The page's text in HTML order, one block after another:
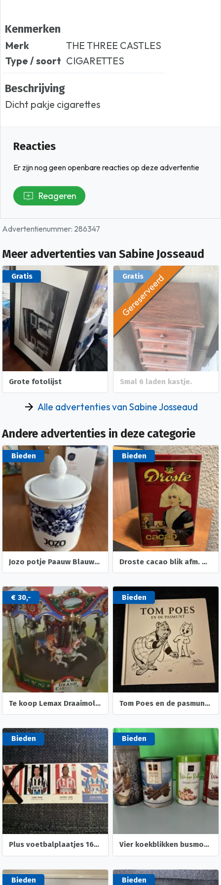
Kenmerken
Merk
THE THREE CASTLES
Type / soort CIGARETTES
Beschrijving
Dicht pakje cigarettes
Reacties
Er zijn nog geen openbare reacties op deze advertentie
Reageren
Advertentienummer: 286347
Meer advertenties van Sabine Josseaud
Gratis
Grote fotolijst
Gereserveerd
Gratis
Smal 6 laden kastje.
Alle advertenties van Sabine Josseaud
Andere advertenties in deze categorie
Bieden
Jozo potje Paauw Blauw Heinen Delfts aardewerk porseleinlook
Bieden
Droste cacao blik afm. 8,5 x 13,5 x 5,5 cm
€ 30,-
Te koop Lemax Draaimolen
Bieden
Tom Poes en de pasmunt ( Ollie B. Bommel ) Marten Toonder
Bieden
Plus voetbalplaatjes 168 263 248 voetbal Plaatjes
Bieden
Vier koekblikken busmodel verschillende merken wafer wafel
Bieden Bieden